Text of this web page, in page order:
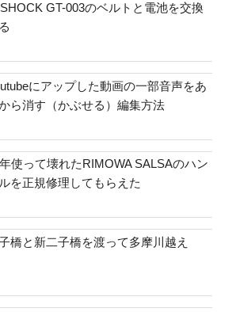
GT-003のベルトと電池を交換
にアップした動画の一部音声をあ
ら消す（かぶせる）編集方法
使って壊れたRIMOWA SALSAのハン
を正規修理してもらえた
橋と新二子橋を渡って多摩川越え